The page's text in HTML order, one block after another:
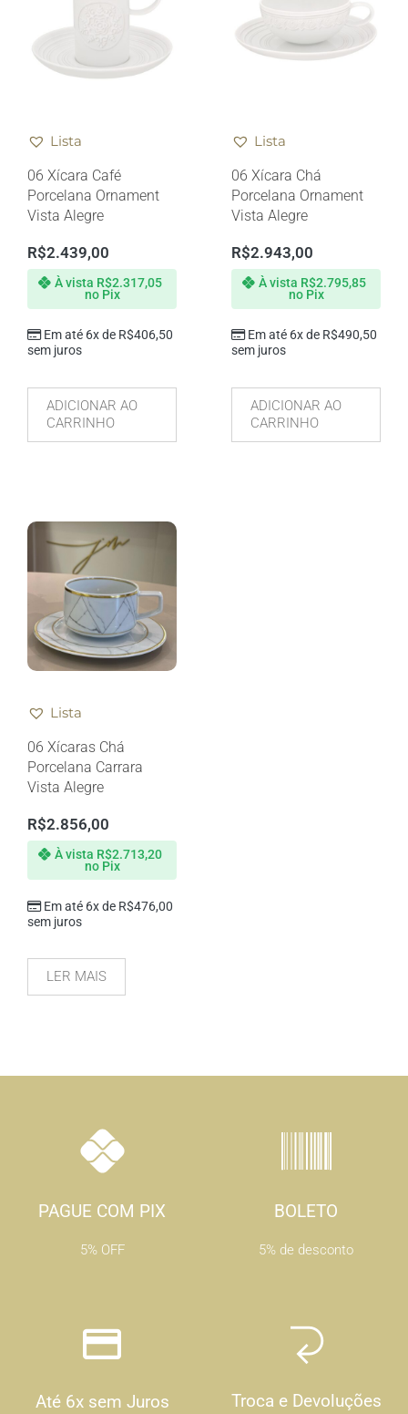
Lista
06 Xícara Café
Porcelana Ornament
Vista Alegre
R$2.439,00
Em até 6x de R$406,50
sem juros
À vista R$2.317,05
no Pix
ADICIONAR AO
CARRINHO
Lista
06 Xícara Chá
Porcelana Ornament
Vista Alegre
R$2.943,00
Em até 6x de R$490,50
sem juros
À vista R$2.795,85
no Pix
ADICIONAR AO
CARRINHO
Lista
06 Xícaras Chá
Porcelana Carrara
Vista Alegre
R$2.856,00
Em até 6x de R$476,00
sem juros
À vista R$2.713,20
no Pix
LER MAIS
PAGUE COM PIX
5% OFF
BOLETO
5% de desconto
Até 6x sem Juros Troca e Devoluções